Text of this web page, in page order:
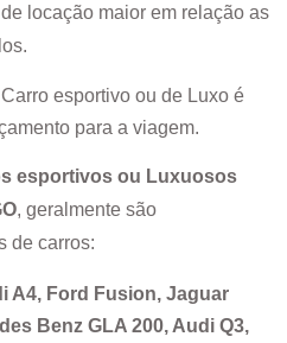
locação maior em relação as
esportivo ou de Luxo é
para a viagem.
esportivos ou Luxuosos
, geralmente são
de carros:
A4, Ford Fusion, Jaguar
Benz GLA 200, Audi Q3,